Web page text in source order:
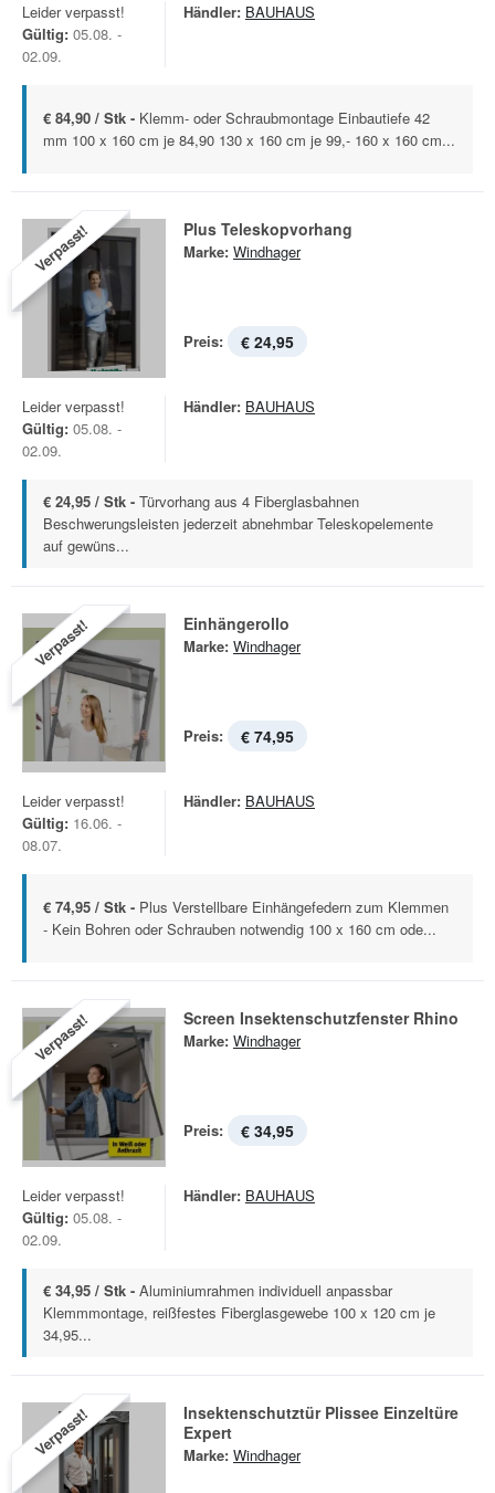
Leider verpasst!
Gültig: 05.08. -
02.09.
Händler: BAUHAUS
€ 84,90 / Stk - Klemm- oder Schraubmontage Einbautiefe 42
mm 100 x 160 cm je 84,90 130 x 160 cm je 99,- 160 x 160 cm...
Verpasst! Plus Teleskopvorhang
Marke: Windhager
Preis: € 24,95
Leider verpasst!
Gültig: 05.08. -
02.09.
Händler: BAUHAUS
€ 24,95 / Stk - Türvorhang aus 4 Fiberglasbahnen
Beschwerungsleisten jederzeit abnehmbar Teleskopelemente
auf gewüns...
Verpasst! Einhängerollo
Marke: Windhager
Preis: € 74,95
Leider verpasst!
Gültig: 16.06. -
08.07.
Händler: BAUHAUS
€ 74,95 / Stk - Plus Verstellbare Einhängefedern zum Klemmen
- Kein Bohren oder Schrauben notwendig 100 x 160 cm ode...
Verpasst! Screen Insektenschutzfenster Rhino
Marke: Windhager
Preis: € 34,95
Leider verpasst!
Gültig: 05.08. -
02.09.
Händler: BAUHAUS
€ 34,95 / Stk - Aluminiumrahmen individuell anpassbar
Klemmmontage, reißfestes Fiberglasgewebe 100 x 120 cm je
34,95...
Verpasst!
Insektenschutztür Plissee Einzeltüre
Expert
Marke: Windhager